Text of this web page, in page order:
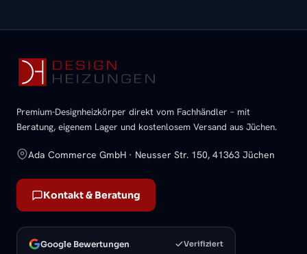
Premium-Designheizkörper direkt vom Fachhändler – mit
Beratung, eigenem Lager und kostenlosem Versand aus Jüchen.
Ada Commerce GmbH · Neusser Str. 150, 41363 Jüchen
Kontakt & Beratung
Google Bewertungen Verifiziert